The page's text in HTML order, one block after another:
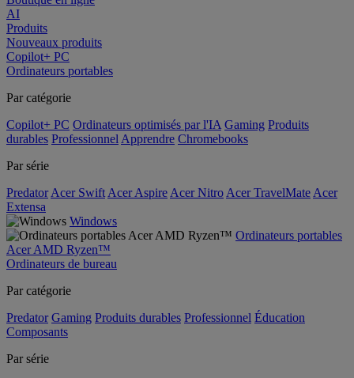
AI
Produits
Nouveaux produits
Copilot+ PC
Ordinateurs portables
Par catégorie
Copilot+ PC Ordinateurs optimisés par l'IA Gaming Produits
durables Professionnel Apprendre Chromebooks
Par série
Predator Acer Swift Acer Aspire Acer Nitro Acer TravelMate Acer
Extensa
Windows
Ordinateurs portables
Acer AMD Ryzen™
Ordinateurs de bureau
Par catégorie
Predator Gaming Produits durables Professionnel Éducation
Composants
Par série